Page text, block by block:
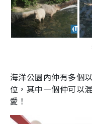
海洋公園內仲有多個
位，其中一個仲可以
愛！